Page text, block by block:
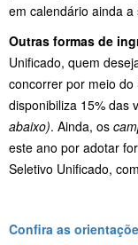
em calendário ainda a
Outras formas de
Unificado, quem
concorrer por meio
disponibiliza 15% das
abaixo). Ainda, os
este ano por adotar
Seletivo Unificado,
Confira as